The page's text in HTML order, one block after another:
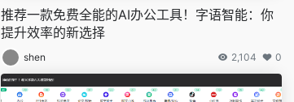
推荐一款免费全能的AI办公工具！字语智能：你
提升效率的新选择
shen 2,104 0